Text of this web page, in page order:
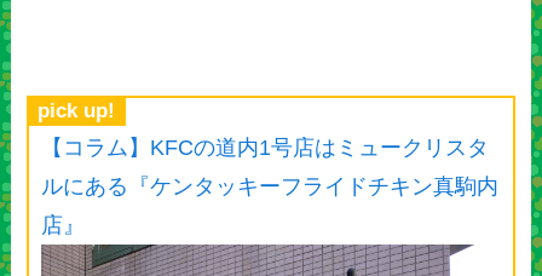
pick up!
【コラム】KFCの道内1号店はミュークリスタ
ルにある『ケンタッキーフライドチキン真駒内
店』